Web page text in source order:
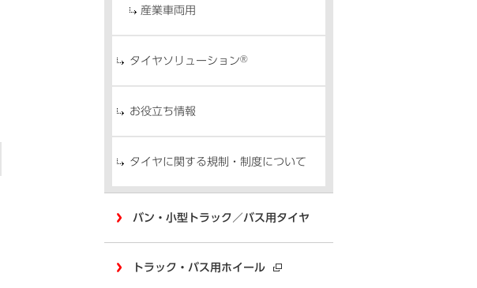
産業車両用
タイヤソリューション®
お役立ち情報
タイヤに関する規制・制度について
バン・小型トラック／バス用タイヤ
トラック・バス用ホイール